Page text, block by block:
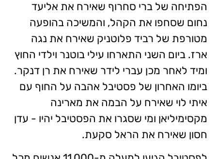
הפתיחה של ברי סחרוף שאירח את אליעד
נחום שסחפו את הקהל, והמשיכה בהופעה
מטורפת של רביד פלוטניק שאירח את נגה
ארז. ביום השני התארחו עילי בוטנר וילדי החוץ
ומיד לאחר מכן עברי לידר שאירח את רן דנקר.
ביומו האחרון של פסטיבל אהבה על החוף עם
איתי לוי שאירח על הבמה את מארינה
מקסימיליאן ומי שסגרו את הפסטיבל יהיו - עדן
חסון שאירח את הראל סקעת.